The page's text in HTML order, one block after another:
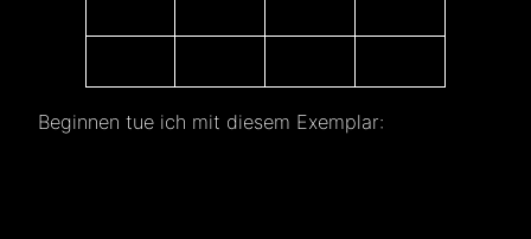
Beginnen tue ich mit diesem Exemplar: